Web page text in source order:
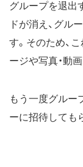
グループを退出
ドが消え、グル
す。そのため、
ージや写真・動
もう一度グルー
ーに招待しても